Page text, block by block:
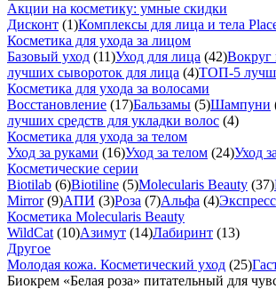
Акции на косметику: умные скидки
Дисконт (1)Комплексы для лица и тела
Косметика для ухода за лицом
Базовый уход (11)Уход для лица (42)Вокруг
лучших сывороток для лица (4)ТОП-5
Косметика для ухода за волосами
Восстановление (17)Бальзамы (5)Шампуни
лучших средств для укладки волос (4)
Косметика для ухода за телом
Уход за руками (16)Уход за телом (24)Уход
Косметические серии
Biotilab (6)Biotiline (5)Molecularis Beauty (37)
Mirror(9)АПИ (3)Роза (7)Альфа (4)Экспресс
Косметика Molecularis Beauty
WildCat (10)Азимут (14)Лабиринт (13)
Другое
Молодая кожа. Косметический уход (25)
Биокрем «Белая роза» питательный для